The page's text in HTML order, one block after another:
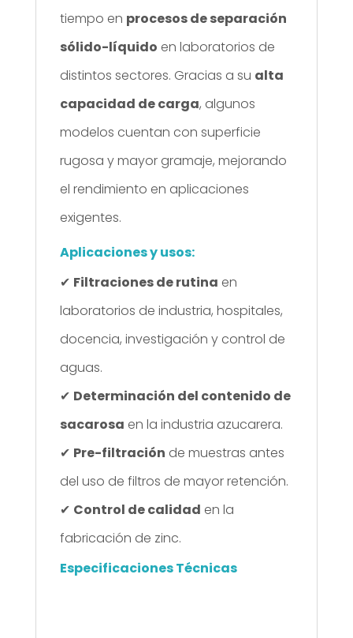
tiempo en procesos de separación
sólido-líquido en laboratorios de
distintos sectores. Gracias a su alta
capacidad de carga, algunos
modelos cuentan con superficie
rugosa y mayor gramaje, mejorando
el rendimiento en aplicaciones
exigentes.
Aplicaciones y usos:
✔ Filtraciones de rutina en
laboratorios de industria, hospitales,
docencia, investigación y control de
aguas.
✔ Determinación del contenido de
sacarosa en la industria azucarera.
✔ Pre-filtración de muestras antes
del uso de filtros de mayor retención.
✔ Control de calidad en la
fabricación de zinc.
Especificaciones Técnicas